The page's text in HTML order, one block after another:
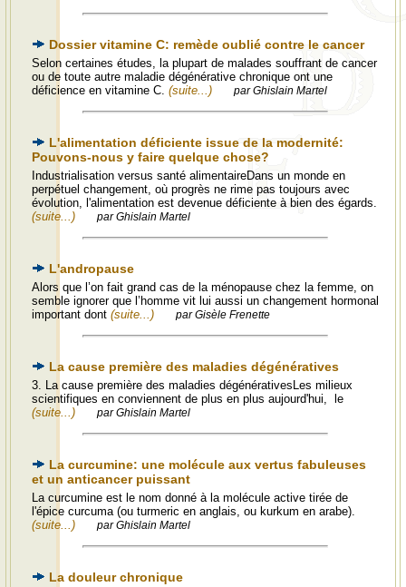
Dossier vitamine C: remède oublié contre le cancer
Selon certaines études, la plupart de malades souffrant de cancer
ou de toute autre maladie dégénérative chronique ont une
déficience en vitamine C. (suite...) par Ghislain Martel
L'alimentation déficiente issue de la modernité:
Pouvons-nous y faire quelque chose?
Industrialisation versus santé alimentaireDans un monde en
perpétuel changement, où progrès ne rime pas toujours avec
évolution, l'alimentation est devenue déficiente à bien des égards.
(suite...)
par Ghislain Martel
L'andropause
Alors que l’on fait grand cas de la ménopause chez la femme, on
semble ignorer que l’homme vit lui aussi un changement hormonal
important dont (suite...) par Gisèle Frenette
La cause première des maladies dégénératives
3. La cause première des maladies dégénérativesLes milieux
scientifiques en conviennent de plus en plus aujourd'hui, le
(suite...)
par Ghislain Martel
La curcumine: une molécule aux vertus fabuleuses
et un anticancer puissant
La curcumine est le nom donné à la molécule active tirée de
l'épice curcuma (ou turmeric en anglais, ou kurkum en arabe).
(suite...)
par Ghislain Martel
La douleur chronique